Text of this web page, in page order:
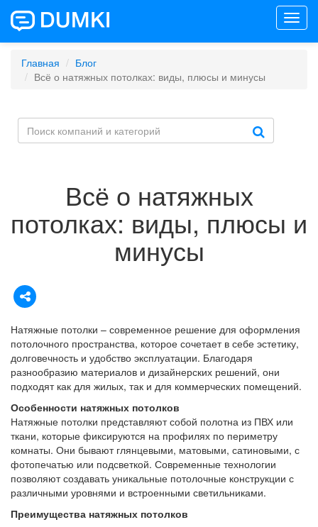
Главная
Блог
Всё о натяжных потолках: виды, плюсы и минусы
Всё о натяжных
потолках: виды, плюсы и
минусы
Натяжные потолки – современное решение для оформления
потолочного пространства, которое сочетает в себе эстетику,
долговечность и удобство эксплуатации. Благодаря
разнообразию материалов и дизайнерских решений, они
подходят как для жилых, так и для коммерческих помещений.
Особенности натяжных потолков
Натяжные потолки представляют собой полотна из ПВХ или
ткани, которые фиксируются на профилях по периметру
комнаты. Они бывают глянцевыми, матовыми, сатиновыми, с
фотопечатью или подсветкой. Современные технологии
позволяют создавать уникальные потолочные конструкции с
различными уровнями и встроенными светильниками.
Преимущества натяжных потолков